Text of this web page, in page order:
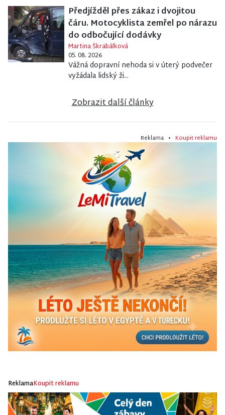
Předjížděl přes zákaz i dvojitou
čáru. Motocyklista zemřel po nárazu
do odbočující dodávky
Martina Škrabálková
05. 08. 2026
Vážná dopravní nehoda si v úterý podvečer
vyžádala lidský ži...
Zobrazit další články
Reklama • Koupit reklamu
ReklamaKoupit reklamu